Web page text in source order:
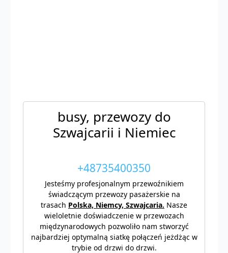
busy, przewozy do
Szwajcarii i Niemiec
+48735400350
Jesteśmy profesjonalnym przewoźnikiem
świadczącym przewozy pasażerskie na
trasach Polska, Niemcy, Szwajcaria. Nasze
wieloletnie doświadczenie w przewozach
międzynarodowych pozwoliło nam stworzyć
najbardziej optymalną siatkę połączeń jeżdżąc w
trybie od drzwi do drzwi.